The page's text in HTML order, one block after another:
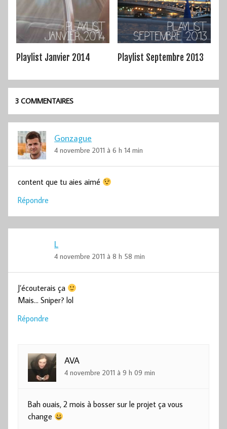
Playlist Janvier 2014 Playlist Septembre 2013
3 COMMENTAIRES
Gonzague
4 novembre 2011 à 6 h 14 min
content que tu aies aimé
Répondre
L
4 novembre 2011 à 8 h 58 min
J’écouterais ça
Mais… Sniper? lol
Répondre
AVA
4 novembre 2011 à 9 h 09 min
Bah ouais, 2 mois à bosser sur le projet ça vous
change